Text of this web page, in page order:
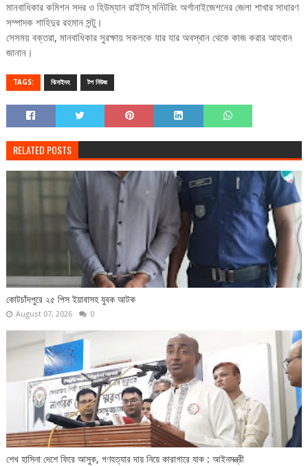
মানবাধিকার কমিশন সদর ও হিউম্যান রাইটস্ মনিটরিং অর্গানাইজেশনের জেলা শাখার সাধারণ
সম্পাদক শাহিদুর রহমান সন্টু।
সেসময় বক্তরা, মানবাধিকার সুরক্ষায় সকলকে যার যার অবস্থান থেকে কাজ করার আহবান
জানান।
TAGS: ঝিনাইদহ টপ নিউজ
RELATED POSTS
কোটচাঁদপুরে ২৫ পিস ইয়াবাসহ যুবক আটক
August 07, 2026 0
শেখ হাসিনা দেশে ফিরে আসুক, গণহত্যার দায় নিয়ে কারাগারে যাক : আইনমন্ত্রী